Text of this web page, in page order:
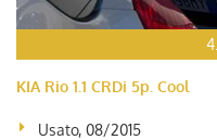
KIA Rio 1.1 CRDi 5p. Cool
Usato, 08/2015